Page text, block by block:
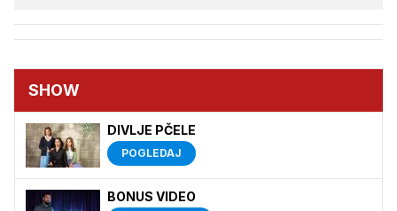
SHOW
DIVLJE PČELE
POGLEDAJ
BONUS VIDEO